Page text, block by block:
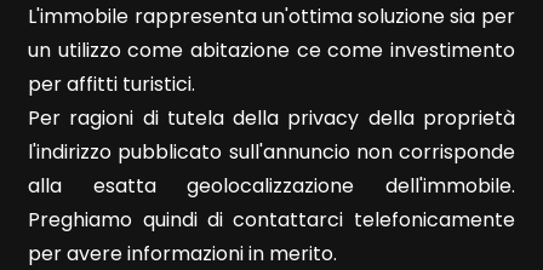
L'immobile rappresenta un'ottima soluzione sia per
un utilizzo come abitazione ce come investimento
per affitti turistici.
Per ragioni di tutela della privacy della proprietà
l'indirizzo pubblicato sull'annuncio non corrisponde
alla esatta geolocalizzazione dell'immobile.
Preghiamo quindi di contattarci telefonicamente
per avere informazioni in merito.
3